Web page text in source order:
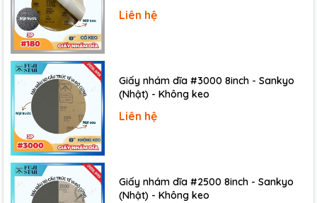
Liên hệ
Giấy nhám dĩa #3000 8inch - Sankyo
(Nhật) - Không keo
Liên hệ
Giấy nhám dĩa #2500 8inch - Sankyo
(Nhật) - Không keo